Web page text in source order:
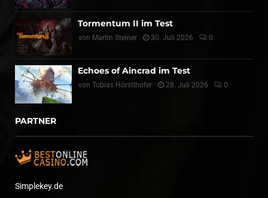
Tormentum II im Test
von Martin Steiner 30. Juli 2026 0
Echoes of Aincrad im Test
von Tobias Hörstlhofer 28. Juli 2026 0
PARTNER
Simplekey.de